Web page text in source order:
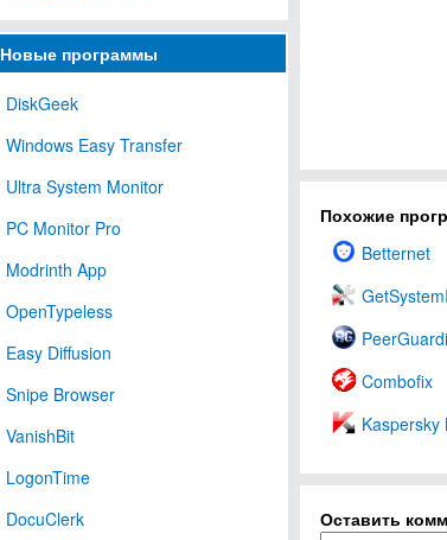
Новые программы
DiskGeek
Windows Easy Transfer
Ultra System Monitor
PC Monitor Pro
Modrinth App
OpenTypeless
Easy Diffusion
Snipe Browser
VanishBit
LogonTime
DocuClerk
Похожие
Betternet
Combofix
Kaspersky
Оставить